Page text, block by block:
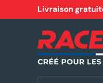
Aller au
Livraison